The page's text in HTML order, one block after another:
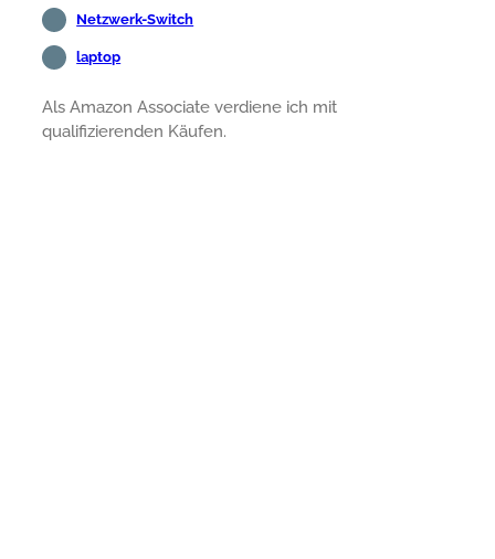
Netzwerk-Switch
laptop
Als Amazon Associate verdiene ich mit
qualifizierenden Käufen.